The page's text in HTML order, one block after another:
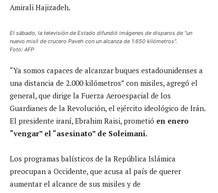
Amirali Hajizadeh.
El sábado, la televisión de Estado difundió imágenes de disparos de “un
nuevo misil de crucero Paveh con un alcanza de 1.650 kilómetros”.
Foto: AFP
“Ya somos capaces de alcanzar buques estadounidenses a
una distancia de 2.000 kilómetros” con misiles, agregó el
general, que dirige la Fuerza Aeroespacial de los
Guardianes de la Revolución, el ejército ideológico de Irán.
El presidente iraní, Ebrahim Raisi, prometió en enero
“vengar” el “asesinato” de Soleimani.
Los programas balísticos de la República Islámica
preocupan a Occidente, que acusa al país de querer
aumentar el alcance de sus misiles y de